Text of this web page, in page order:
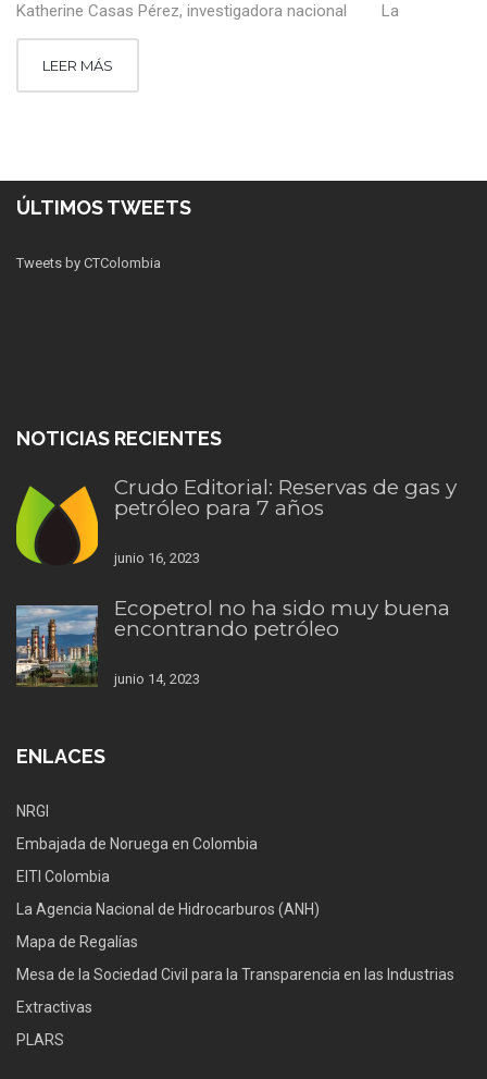
Katherine Casas Pérez, investigadora nacional La
LEER MÁS
ÚLTIMOS TWEETS
Tweets by CTColombia
NOTICIAS RECIENTES
Crudo Editorial: Reservas de gas y
petróleo para 7 años
junio 16, 2023
Ecopetrol no ha sido muy buena
encontrando petróleo
junio 14, 2023
ENLACES
NRGI
Embajada de Noruega en Colombia
EITI Colombia
La Agencia Nacional de Hidrocarburos (ANH)
Mapa de Regalías
Mesa de la Sociedad Civil para la Transparencia en las Industrias
Extractivas
PLARS